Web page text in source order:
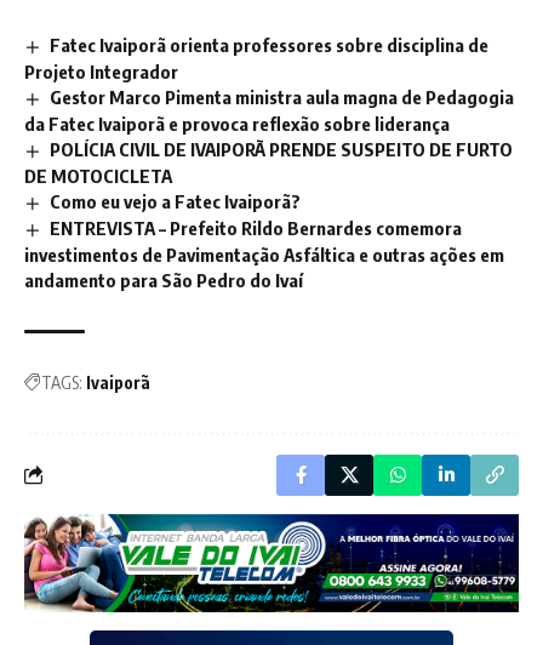
Fatec Ivaiporã orienta professores sobre disciplina de
Projeto Integrador
Gestor Marco Pimenta ministra aula magna de Pedagogia
da Fatec Ivaiporã e provoca reflexão sobre liderança
POLÍCIA CIVIL DE IVAIPORÃ PRENDE SUSPEITO DE FURTO
DE MOTOCICLETA
Como eu vejo a Fatec Ivaiporã?
ENTREVISTA – Prefeito Rildo Bernardes comemora
investimentos de Pavimentação Asfáltica e outras ações em
andamento para São Pedro do Ivaí
TAGS: Ivaiporã